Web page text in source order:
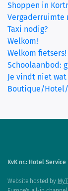
Shoppen in
Vergaderruimte
Taxi nodig?
Welkom!
Welkom fietsers!
Schoolaanbod:
Je vindt niet wat
Boutique/
KvK nr.: Hotel Service
Website hosted by